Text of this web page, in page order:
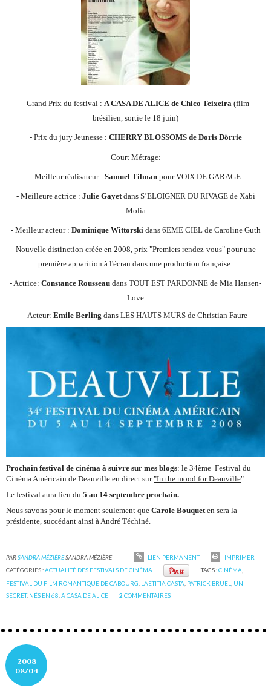
- Grand Prix du festival : A CASA DE ALICE de Chico Teixeira(film
brésilien, sortie le 18 juin)
- Prix du jury Jeunesse : CHERRY BLOSSOMS de Doris Dörrie
Court Métrage:
- Meilleur réalisateur : Samuel Tilman pour VOIX DE GARAGE
- Meilleure actrice : Julie Gayetdans S’ELOIGNER DU RIVAGE de Xabi
Molia
- Meilleur acteur : Dominique Wittorski dans 6EME CIEL de Caroline Guth
Nouvelle distinction créée en 2008, prix "Premiers rendez-vous" pour une
première apparition à l'écran dans une production française:
- Actrice: Constance Rousseau dans TOUT EST PARDONNE de Mia Hansen-
Love
- Acteur: Emile Berling dans LES HAUTS MURS de Christian Faure
Prochain festival de cinéma à suivre sur mes blogs: le 34ème Festival du
Cinéma Américain de Deauville en direct sur"In the mood for Deauville".
Le festival aura lieu du5 au 14 septembre prochain.
Nous savons pour le moment seulement queCarole Bouqueten sera la
présidente, succédant ainsi à André Téchiné.
PARSANDRA MÉZIÈRESANDRA MÉZIÈRE LIEN PERMANENT
IMPRIMER
CATÉGORIES :ACTUALITÉ DES FESTIVALS DE CINÉMA TAGS :CINÉMA
FESTIVAL DU FILM ROMANTIQUE DE CABOURG, LAETITIA CASTA, PATRICK BRUEL, UN
SECRET, NÉS EN 68,A CASA DE ALICE 2 COMMENTAIRES
2008
08/04